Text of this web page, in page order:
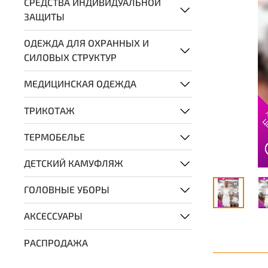
ЗАЩИТЫ
ОДЕЖДА ДЛЯ ОХРАННЫХ И
СИЛОВЫХ СТРУКТУР
МЕДИЦИНСКАЯ ОДЕЖДА
ТРИКОТАЖ
ТЕРМОБЕЛЬЕ
ДЕТСКИЙ КАМУФЛЯЖ
ГОЛОВНЫЕ УБОРЫ
АКСЕССУАРЫ
РАСПРОДАЖА